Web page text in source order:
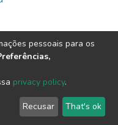
2002-2026 LYRASIS
Feedback
pessoais para os
privacy policy.
Recusar That's ok